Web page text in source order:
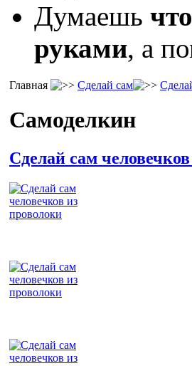
Думаешь
руками, а
Главная Сделай сам
Самоделкин
Сделай сам